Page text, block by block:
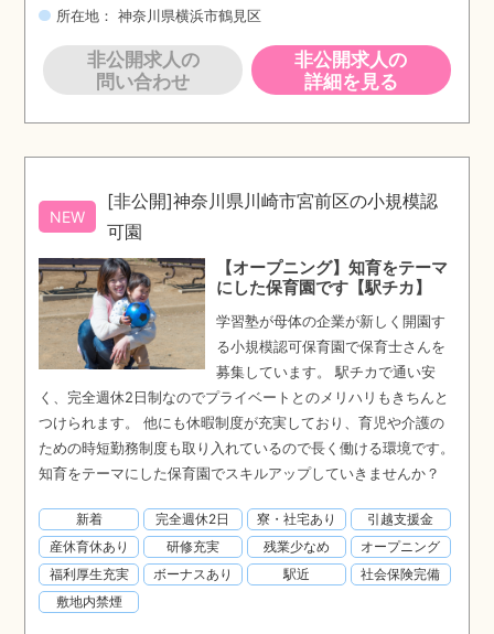
所在地： 神奈川県横浜市鶴見区
非公開求人の
問い合わせ
非公開求人の
詳細を見る
NEW
[非公開]神奈川県川崎市宮前区の小規模認
可園
【オープニング】知育をテーマ
にした保育園です【駅チカ】
学習塾が母体の企業が新しく開園す
る小規模認可保育園で保育士さんを
募集しています。 駅チカで通い安
く、完全週休2日制なのでプライベートとのメリハリもきちんと
つけられます。 他にも休暇制度が充実しており、育児や介護の
ための時短勤務制度も取り入れているので長く働ける環境です。
知育をテーマにした保育園でスキルアップしていきませんか？
新着 完全週休2日 寮・社宅あり
引越支援金
産休育休あり
研修充実 残業少なめ
オープニング
福利厚生充実
ボーナスあり 駅近
社会保険完備
敷地内禁煙